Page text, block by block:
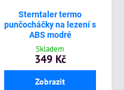
Sterntaler termo
punčocháčky na lezení s
ABS modré
Skladem
349 Kč
Zobrazit